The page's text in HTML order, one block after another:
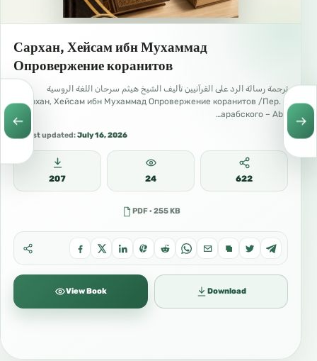
Сархан, Хейсам ибн Мухаммад
Опровержение коранитов
ترجمة رسالة الرد على القرآنيين تأليف الشيخ هيثم سرحان اللغة الروسية
Сархан, Хейсам ибн Мухаммад Опровержение коранитов /Пер. с
арабского – Abu…
Last updated:July 16, 2026
207 24 622
PDF · 255 KB
View Book Download